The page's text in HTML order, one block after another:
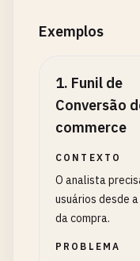
Exemplos
1. Funil de
Conversão
commerce
CONTEXTO
O analista
usuários desde
da compra.
PROBLEMA